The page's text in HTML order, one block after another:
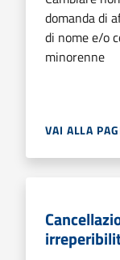
domanda di
di nome e/o
minorenne
VAI ALLA